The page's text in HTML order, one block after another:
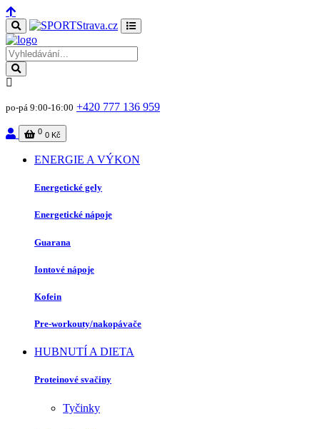
po-pá 9:00-16:00 +420 777 136 959
0 0 Kč
ENERGIE A VÝKON
Energetické gely
Energetické nápoje
Guarana
Iontové nápoje
Kofein
Pre-workouty/nakopávače
HUBNUTÍ A DIETA
Proteinové svačiny
Tyčinky